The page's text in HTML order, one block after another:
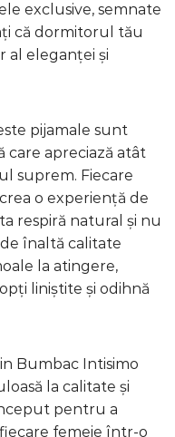
exclusive, semnate
că dormitorul tău
al eleganței și
pijamale sunt
apreciază atât
suprem. Fiecare
o experiență de
respiră natural și nu
înaltă calitate
la atingere,
liniștite și odihnă
Bumbac Intisimo
la calitate și
pentru a
femeie într-o